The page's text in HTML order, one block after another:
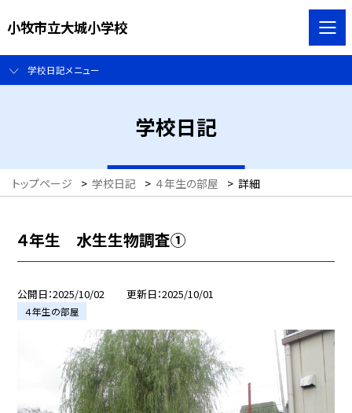
小牧市立大城小学校
学校日記メニュー
学校日記
トップページ > 学校日記 > ４年生の部屋 > 詳細
４年生 水生生物調査①
公開日 2025/10/02 更新日 2025/10/01
４年生の部屋